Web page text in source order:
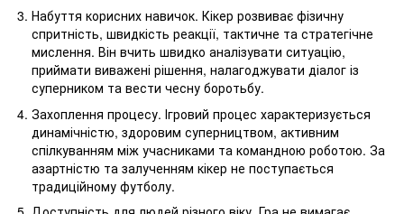
Набуття корисних навичок. Кікер розвиває фізичну
спритність, швидкість реакції, тактичне та стратегічне
мислення. Він вчить швидко аналізувати ситуацію,
приймати виважені рішення, налагоджувати діалог із
суперником та вести чесну боротьбу.
Захоплення процесу. Ігровий процес характеризується
динамічністю, здоровим суперництвом, активним
спілкуванням між учасниками та командною роботою. За
азартністю та залученням кікер не поступається
традиційному футболу.